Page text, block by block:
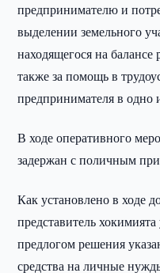
предпринимателю и
выделении земельного
находящегося на
также за помощь в
предпринимателя в
В ходе оперативного
задержан с поличным
Как установлено в ходе
представитель
предлогом решения
средства на личные